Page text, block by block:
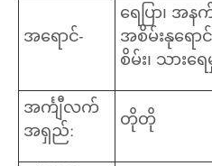
အရောင်-
ရေပြာ၊ အန
အစိမ်းနုရောင်
စိမ်း၊ သားရ
အင်္ကျီလက်
အရှည်:
တိုတို